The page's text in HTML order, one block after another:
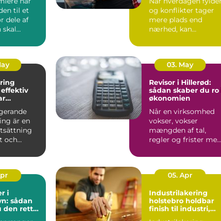
til et
dele af
skal
og konflikter tager
mere plads end
nærhed, kan
at føles t...
är en
och
03. May
Revisor i Hillerød:
sådan skaber du ro
økonomien
Når en virksomhed
vokser, vokser
mængden af tal,
regler og frister med.
i
sådan
den rette
05. Apr
Industrilakering
holstebro holdbar
finish til industri,